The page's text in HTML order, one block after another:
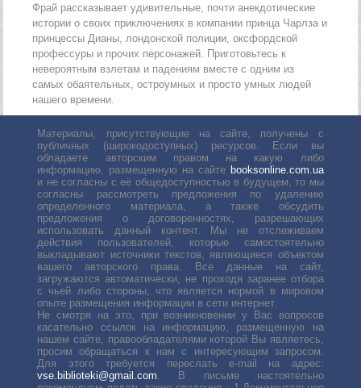
Фрай рассказывает удивительные, почти анекдотические
истории о своих приключениях в компании принца Чарлза и
принцессы Дианы, лондонской полиции, оксфордской
профессуры и прочих персонажей. Приготовьтесь к
невероятным взлетам и падениям вместе с одним из
самых обаятельных, остроумных и просто умных людей
нашего времени.
Материалы, присутствующие на сайте, получены с
публичных (широкодоступных) ресурсов. Если вы
обладаете авторским правом на какую либо
информацию, размещенную на сайте booksonline.com.ua
и не согласны с её общедоступностью в будущем, то мы
согласны рассмотреть предложения по удалению
определенного материала, а также обсудить
предложения о договоренностях, разрешающих
использовать данный контент. Мы не отслеживаем
действия пользователей, которые самостоятельно
выкладывают источники текстов, являющиеся объектом
вашего авторского права. Все данные на сайт,
загружаются автоматически, не проходя заранее отбора
с чьей либо стороны, что является нормой в мировом
опыте размещения информации в сети интернет.
Не смотря на это, при возникновении у Вас вопросов
касательно ссылок на информацию, размещенную на
нашем сайте, правообладателями которой Вы являетесь,
просим обращаться к нам с интересующим запросом.
Для этого требуется переслать е-mail на адрес:
vse.biblioteki@gmail.com. В письме настоятельно